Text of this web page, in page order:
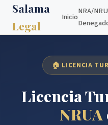
Salama
Legal
Inicio
NRA/
🏠 LICENCIA
Licencia
NRUA